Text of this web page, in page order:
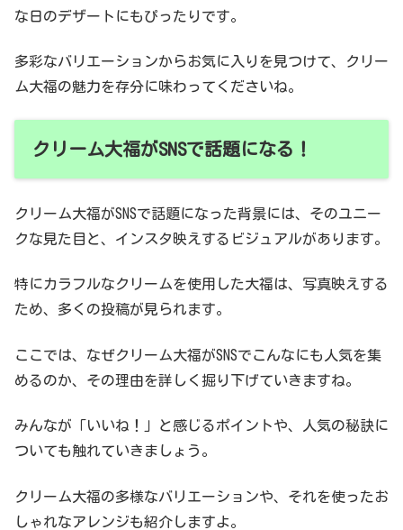
な日のデザートにもぴったりです。
多彩なバリエーションからお気に入りを見つけて、クリー
ム大福の魅力を存分に味わってくださいね。
クリーム大福がSNSで話題になる！
クリーム大福がSNSで話題になった背景には、そのユニー
クな見た目と、インスタ映えするビジュアルがあります。
特にカラフルなクリームを使用した大福は、写真映えする
ため、多くの投稿が見られます。
ここでは、なぜクリーム大福がSNSでこんなにも人気を集
めるのか、その理由を詳しく掘り下げていきますね。
みんなが「いいね！」と感じるポイントや、人気の秘訣に
ついても触れていきましょう。
クリーム大福の多様なバリエーションや、それを使ったお
しゃれなアレンジも紹介しますよ。